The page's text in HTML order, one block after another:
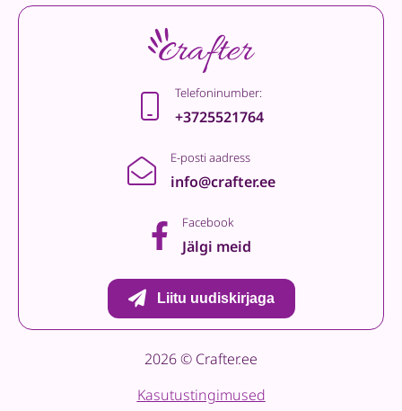
Telefoninumber:
+3725521764
E-posti aadress
info@crafter.ee
Facebook
Jälgi meid
Liitu uudiskirjaga
2026 © Crafter.ee
Kasutustingimused